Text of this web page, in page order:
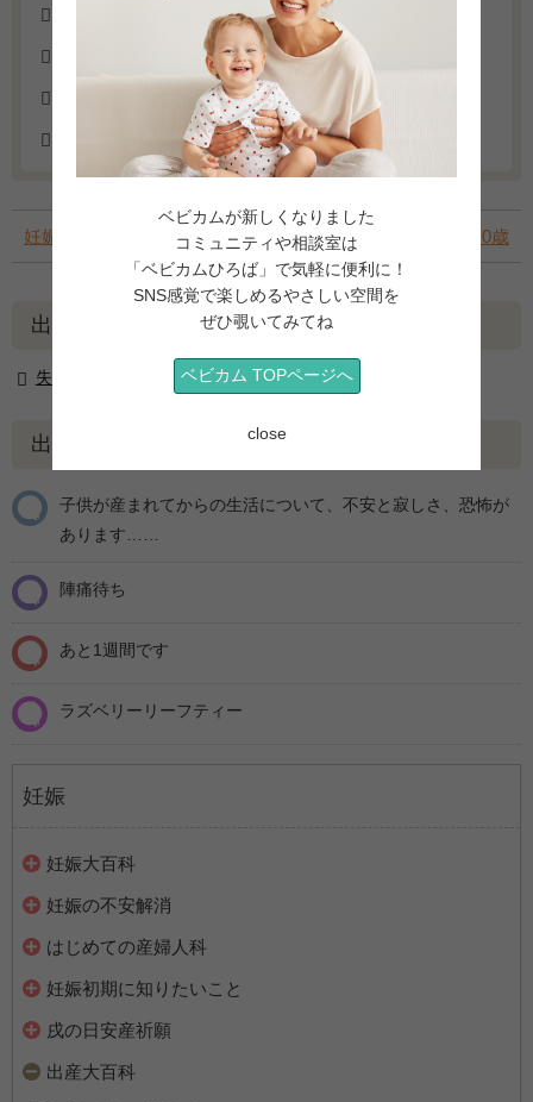
妊娠10ヶ月 生後0歳
出産お役立ち情報
失敗しないマタニティインナー選び
出産関連コミュニティ
子供が産まれてからの生活について、不安と寂しさ、恐怖が
あります……
陣痛待ち
あと1週間です
ラズベリーリーフティー
妊娠
妊娠大百科
妊娠の不安解消
はじめての産婦人科
妊娠初期に知りたいこと
戌の日安産祈願
出産大百科
ベビカムが新しくなりました
コミュニティや相談室は
「ベビカムひろば」で気軽に便利に！
SNS感覚で楽しめるやさしい空間を
ぜひ覗いてみてね
ベビカム TOPページへ
close